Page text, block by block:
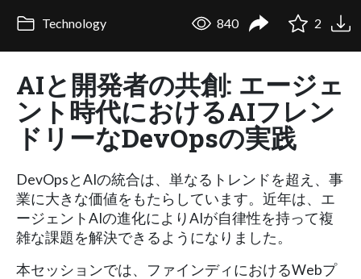
Technology 840 2
AIと開発者の共創: エージェ
ント時代におけるAIフレン
ドリーなDevOpsの実践
DevOpsとAIの統合は、単なるトレンドを超え、事
業に大きな価値をもたらしています。近年は、エ
ージェントAIの進化によりAIが自律性を持って複
雑な課題を解決できるようになりました。
本セッションでは、ファインディにおけるWebプ